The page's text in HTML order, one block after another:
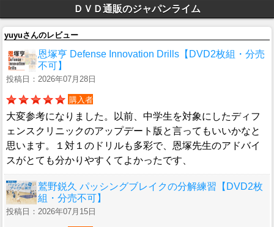
ＤＶＤ通販のジャパンライム
yuyuさんのレビュー
恩塚亨 Defense Innovation Drills【DVD2枚組・分売
不可】
投稿日：2026年07月28日
購入者
大変参考になりました。以前、中学生を対象にしたディフ
ェンスクリニックのアップデート版と言ってもいいかなと
思います。１対１のドリルも多彩で、恩塚先生のアドバイ
スがとても分かりやすくてよかったです、
鷲野鋭久 パッシングブレイクの分解練習【DVD2枚
組・分売不可】
投稿日：2026年07月15日